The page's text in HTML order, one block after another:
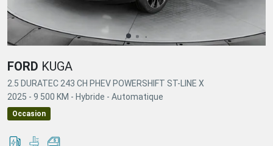
FORD KUGA
2.5 DURATEC 243 CH PHEV POWERSHIFT ST-LINE X
2025 - 9 500 KM - Hybride - Automatique
Occasion